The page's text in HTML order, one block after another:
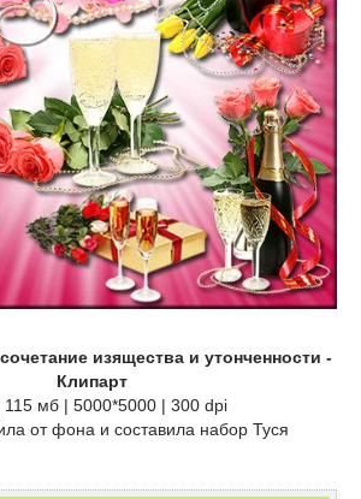
изящества и утонченности -
Клипарт
115 мб | 5000*5000 | 300 dpi
от фона и составила набор Туся